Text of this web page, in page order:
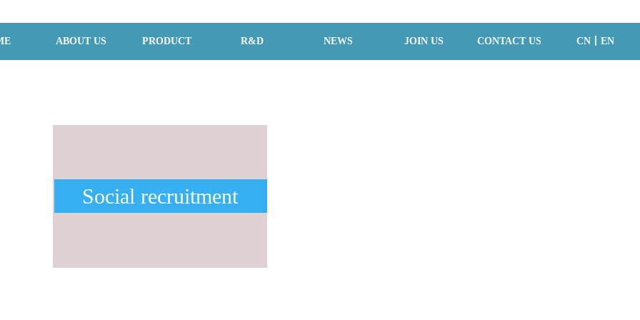
ABOUT US PRODUCT R&D NEWS JOIN US CONTACT US CN丨EN
Social recruitment